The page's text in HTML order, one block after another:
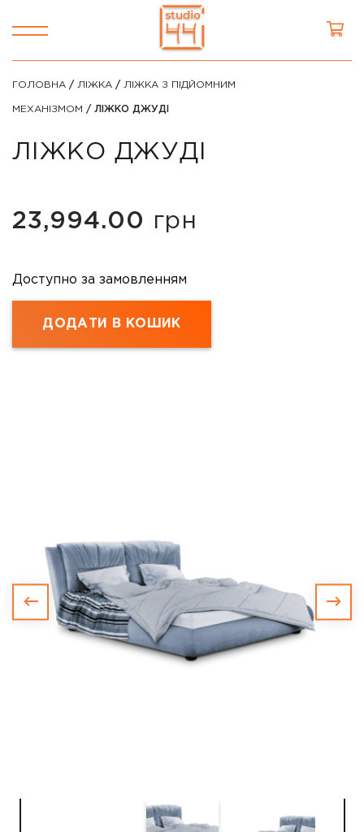
ГОЛОВНА / ЛІЖКА / ЛІЖКА З ПІДЙОМНИМ
МЕХАНІЗМОМ / ЛІЖКО ДЖУДІ
ЛІЖКО ДЖУДІ
23,994.00 грн
Доступно за замовленням
ДОДАТИ В КОШИК